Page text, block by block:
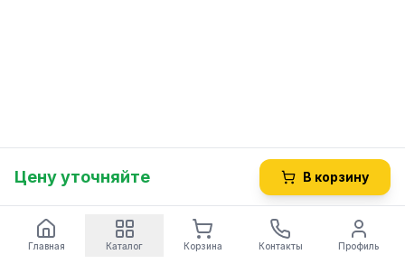
Цену уточняйте В корзину
Главная Каталог Корзина Контакты Профиль